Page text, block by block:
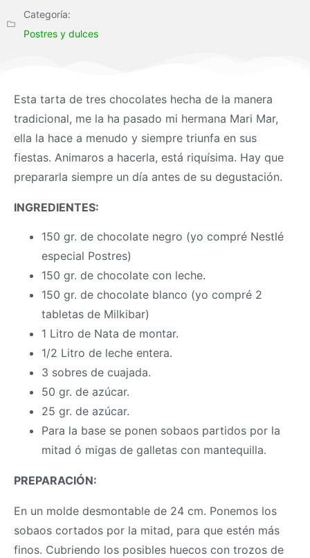
Categoría:
Postres y dulces
Esta tarta de tres chocolates hecha de la manera
tradicional, me la ha pasado mi hermana Mari Mar,
ella la hace a menudo y siempre triunfa en sus
fiestas. Animaros a hacerla, está riquísima. Hay que
prepararla siempre un día antes de su degustación.
INGREDIENTES:
150 gr. de chocolate negro (yo compré Nestlé
especial Postres)
150 gr. de chocolate con leche.
150 gr. de chocolate blanco (yo compré 2
tabletas de Milkibar)
1 Litro de Nata de montar.
1/2 Litro de leche entera.
3 sobres de cuajada.
50 gr. de azúcar.
25 gr. de azúcar.
Para la base se ponen sobaos partidos por la
mitad ó migas de galletas con mantequilla.
PREPARACIÓN:
En un molde desmontable de 24 cm. Ponemos los
sobaos cortados por la mitad, para que estén más
finos. Cubriendo los posibles huecos con trozos de